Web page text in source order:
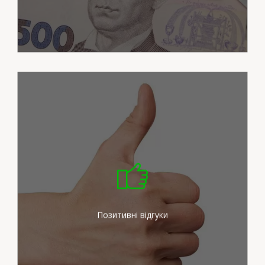
Позитивні відгуки
Ми докладаємо максимум
зусиль для задоволення
потреб наших клієнтів